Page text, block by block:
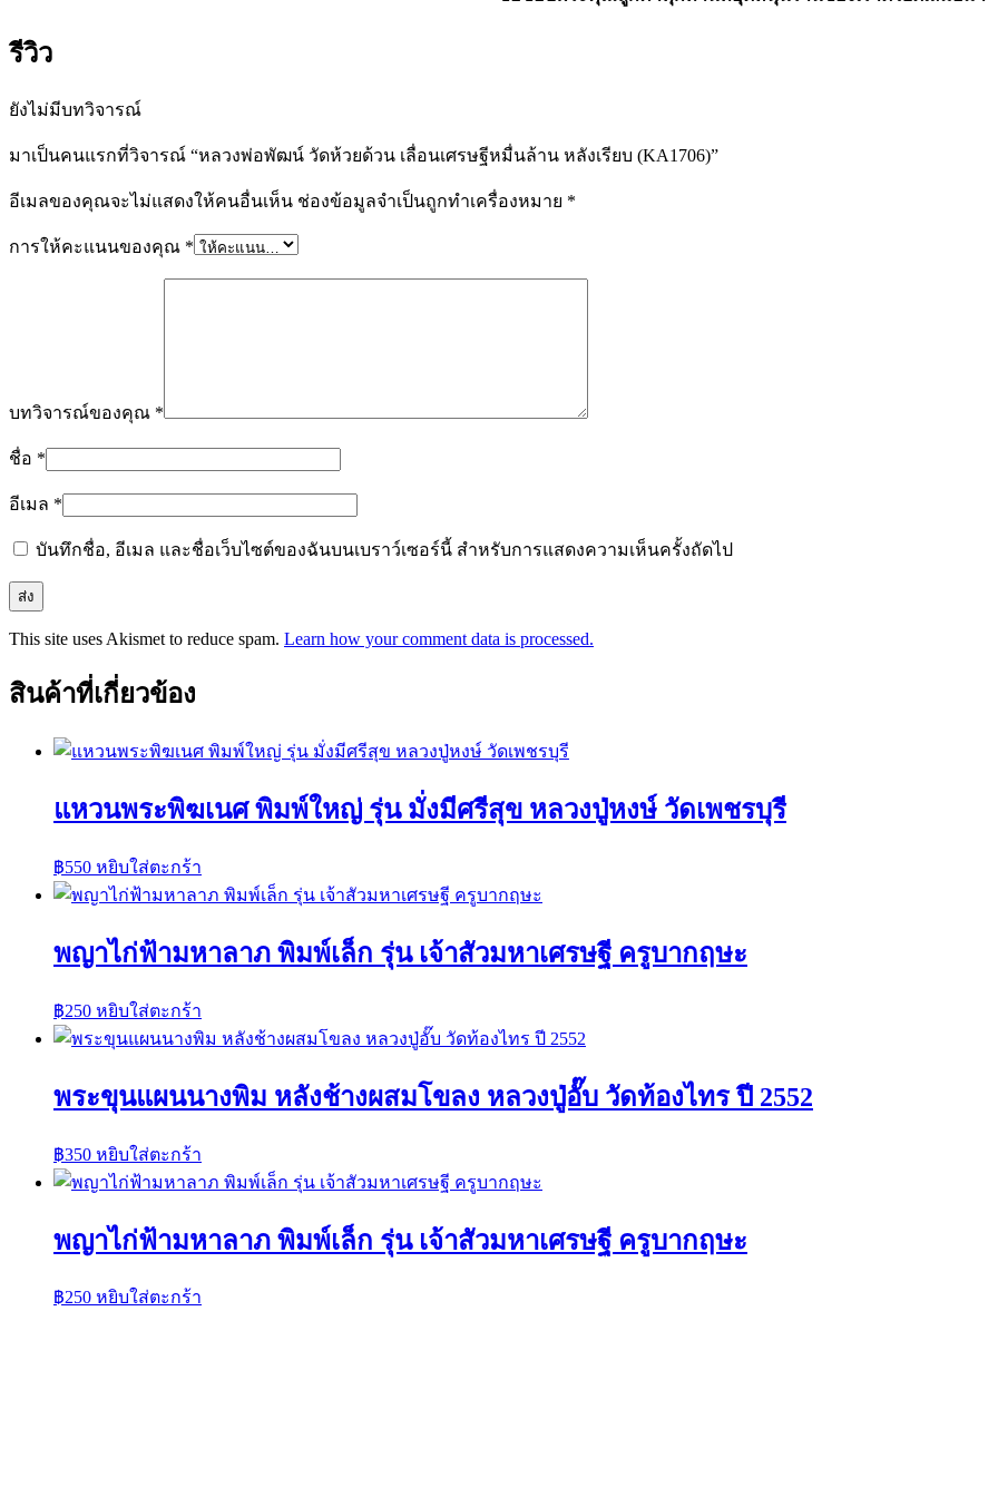
รีวิว
ยังไม่มีบทวิจารณ์
มาเป็นคนแรกที่วิจารณ์ “หลวงพ่อพัฒน์ วัดห้วยด้วน เลื่อนเศรษฐีหมื่นล้าน หลังเรียบ (KA1706)”
อีเมลของคุณจะไม่แสดงให้คนอื่นเห็น ช่องข้อมูลจำเป็นถูกทำเครื่องหมาย *
การให้คะแนนของคุณ *
บทวิจารณ์ของคุณ *
ชื่อ *
อีเมล *
บันทึกชื่อ, อีเมล และชื่อเว็บไซต์ของฉันบนเบราว์เซอร์นี้ สำหรับการแสดงความเห็นครั้งถัดไป
This site uses Akismet to reduce spam. Learn how your comment data is processed.
สินค้าที่เกี่ยวข้อง
แหวนพระพิฆเนศ พิมพ์ใหญ่ รุ่น มั่งมีศรีสุข หลวงปู่หงษ์ วัดเพชรบุรี
฿550 หยิบใส่ตะกร้า
พญาไก่ฟ้ามหาลาภ พิมพ์เล็ก รุ่น เจ้าสัวมหาเศรษฐี ครูบากฤษะ
฿250 หยิบใส่ตะกร้า
พระขุนแผนนางพิม หลังช้างผสมโขลง หลวงปู่อั๊บ วัดท้องไทร ปี 2552
฿350 หยิบใส่ตะกร้า
พญาไก่ฟ้ามหาลาภ พิมพ์เล็ก รุ่น เจ้าสัวมหาเศรษฐี ครูบากฤษะ
฿250 หยิบใส่ตะกร้า